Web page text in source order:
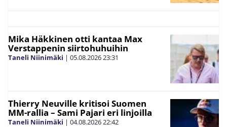
Mika Häkkinen otti kantaa Max
Verstappenin siirtohuhuihin
Taneli Niinimäki | 05.08.202623:31
Thierry Neuville kritisoi Suomen
MM-rallia – Sami Pajari eri linjoilla
Taneli Niinimäki | 04.08.202622:42